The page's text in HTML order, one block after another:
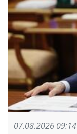
07.08.2026 09:14